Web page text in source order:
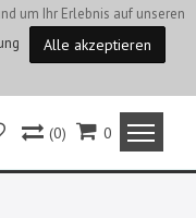
um Ihr Erlebnis auf unseren
Alle akzeptieren
0
(0)